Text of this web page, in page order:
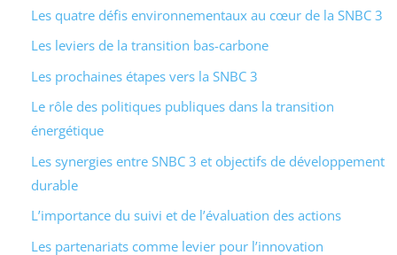
Les quatre défis environnementaux au cœur de la SNBC 3
Les leviers de la transition bas-carbone
Les prochaines étapes vers la SNBC 3
Le rôle des politiques publiques dans la transition
énergétique
Les synergies entre SNBC 3 et objectifs de développement
durable
L’importance du suivi et de l’évaluation des actions
Les partenariats comme levier pour l’innovation